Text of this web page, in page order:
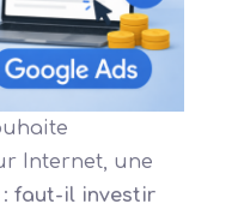
Internet, une
faut-il investir